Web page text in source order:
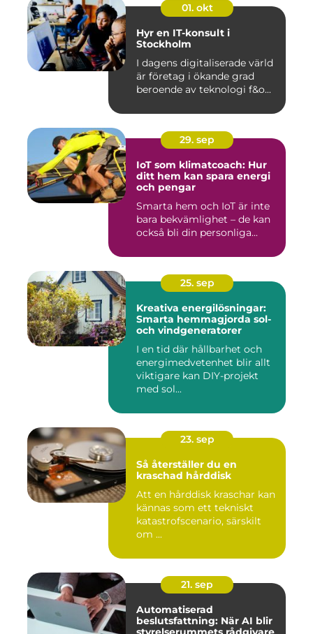
01. okt
Hyr en IT-konsult i
Stockholm
I dagens digitaliserade värld
är företag i ökande grad
beroende av teknologi f&o...
29. sep
IoT som klimatcoach: Hur
ditt hem kan spara energi
och pengar
Smarta hem och IoT är inte
bara bekvämlighet – de kan
också bli din personliga...
25. sep
Kreativa energilösningar:
Smarta hemmagjorda sol-
och vindgeneratorer
I en tid där hållbarhet och
energimedvetenhet blir allt
viktigare kan DIY-projekt
med sol...
23. sep
Så återställer du en
kraschad hårddisk
Att en hårddisk kraschar kan
kännas som ett tekniskt
katastrofscenario, särskilt
om ...
21. sep
Automatiserad
beslutsfattning: När AI blir